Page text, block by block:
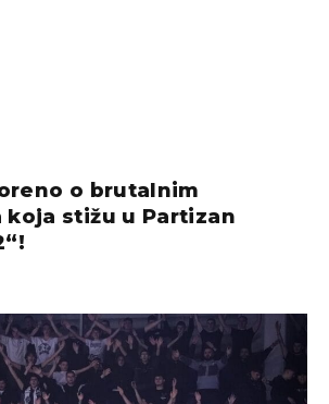
o brutalnim
koja stižu u Partizan